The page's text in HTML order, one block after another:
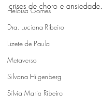
Heloisa Gomes
Dra. Luciana Ribeiro
Lizete de Paula
Metaverso
Silvana Hilgenberg
Silvia Maria Ribeiro
crises de choro e ansiedade.